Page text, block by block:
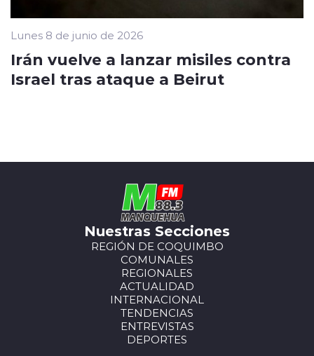
Lunes 8 de junio de 2026
Irán vuelve a lanzar misiles contra
Israel tras ataque a Beirut
Nuestras Secciones
REGIÓN DE COQUIMBO
COMUNALES
REGIONALES
ACTUALIDAD
INTERNACIONAL
TENDENCIAS
ENTREVISTAS
DEPORTES